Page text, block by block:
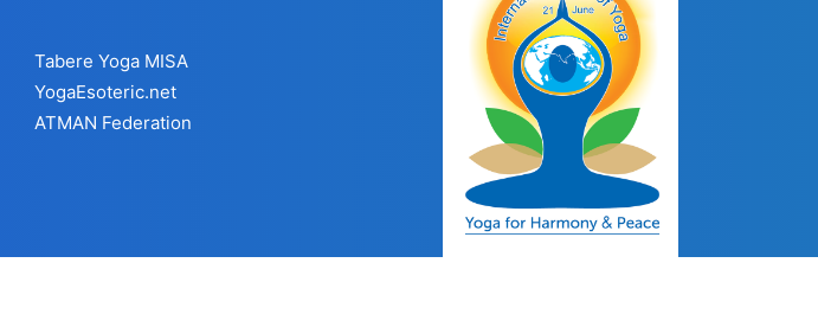
Tabere Yoga MISA
YogaEsoteric.net
ATMAN Federation